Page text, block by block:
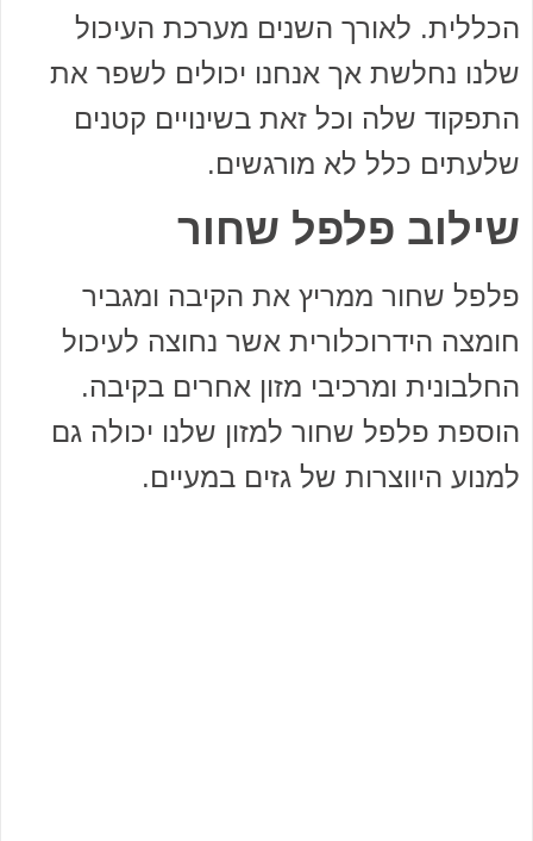
הכללית. לאורך השנים מערכת העיכול
שלנו נחלשת אך אנחנו יכולים לשפר את
התפקוד שלה וכל זאת בשינויים קטנים
שלעתים כלל לא מורגשים.
שילוב פלפל שחור
פלפל שחור ממריץ את הקיבה ומגביר
חומצה הידרוכלורית אשר נחוצה לעיכול
החלבונית ומרכיבי מזון אחרים בקיבה.
הוספת פלפל שחור למזון שלנו יכולה גם
למנוע היווצרות של גזים במעיים.